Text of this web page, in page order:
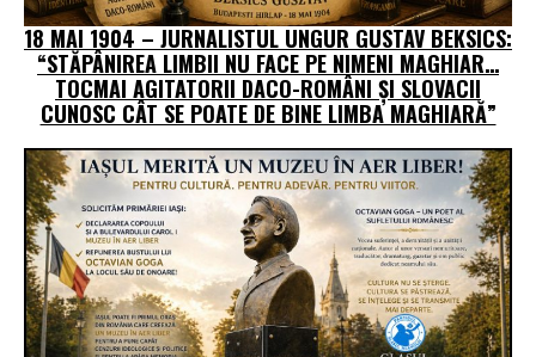
18 MAI 1904 – JURNALISTUL UNGUR GUSTAV BEKSICS:
“STĂPÂNIREA LIMBII NU FACE PE NIMENI MAGHIAR…
TOCMAI AGITATORII DACO-ROMÂNI ȘI SLOVACII
CUNOSC CÂT SE POATE DE BINE LIMBA MAGHIARĂ”